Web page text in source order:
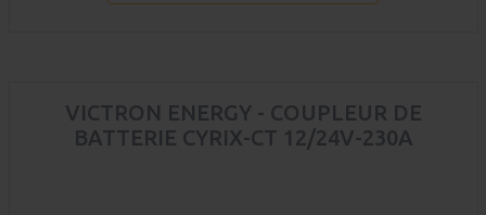
VICTRON ENERGY - COUPLEUR DE
BATTERIE CYRIX-CT 12/24V-230A